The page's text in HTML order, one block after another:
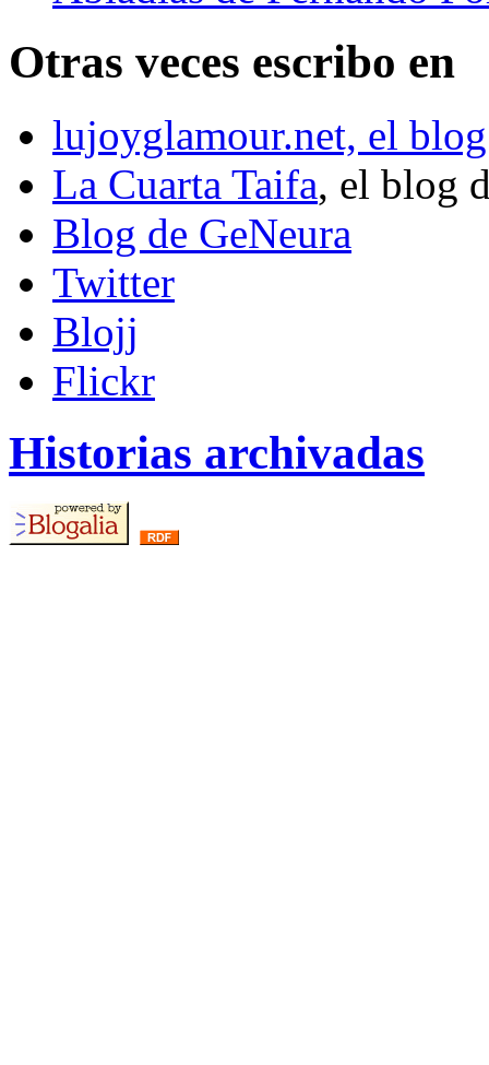
Otras veces escribo en
lujoyglamour.net, el
La Cuarta Taifa, el blog
Blog de GeNeura
Twitter
Blojj
Flickr
Historias archivadas